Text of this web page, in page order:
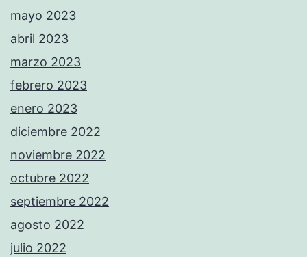
mayo 2023
abril 2023
marzo 2023
febrero 2023
enero 2023
diciembre 2022
noviembre 2022
octubre 2022
septiembre 2022
agosto 2022
julio 2022